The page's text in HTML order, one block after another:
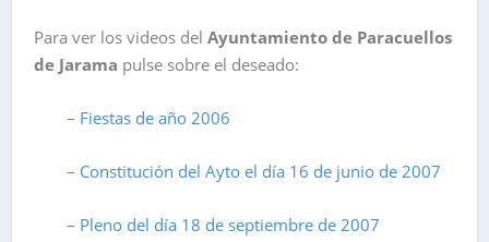
Para ver los videos delAyuntamiento de Paracuellos
de Jarama pulse sobre el deseado:
– Fiestas de año 2006
– Constitución del Ayto el día 16 de junio de 2007
– Pleno del día 18 de septiembre de 2007